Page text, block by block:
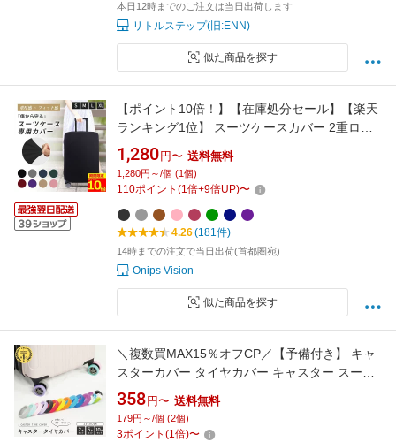
本日12時までのご注文は当日出荷します
リトルステップ(旧:ENN)
似た商品を探す
【ポイント10倍！】【在庫処分セール】【楽天
ランキング1位】 スーツケースカバー 2重ロッ
ク 伸縮 厚手 可愛い スーツケース キャリーケー
スカバー キャリーバッグ スーツ カバー ケース
カバー 傷防止 旅行用品 旅行 機内持ち込みサイ
1,280 円〜 送料無料
1,280円～/個 (1個)
110ポイント (1倍+9倍UP)〜
4.26(181件)
14時までの注文で当日出荷(首都圏宛)
Onips Vision
似た商品を探す
＼複数買MAX15％オフCP／【予備付き】 キャ
スターカバー タイヤカバー キャスター スーツ
ケース キャリーケース キャリー タイヤ カバー
静音 床 フローリング 汚れ 傷 防止 防音 汚れに
くい 旅行 キャリー バッグ 2本 5本 10本 セット
358 円〜 送料無料
179円～/個 (2個)
3ポイント (1倍)〜